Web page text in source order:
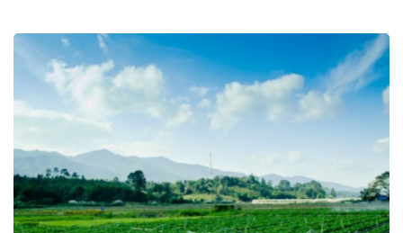
fonction financière joue un rôle crucial […]